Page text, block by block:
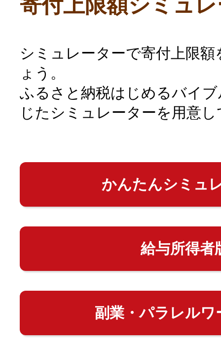
シミュレーターで寄付上限
ょう。
ふるさと納税はじめるバイ
じたシミュレーターを用意
かんたんシミュ
給与所得者
副業・パラレルワ